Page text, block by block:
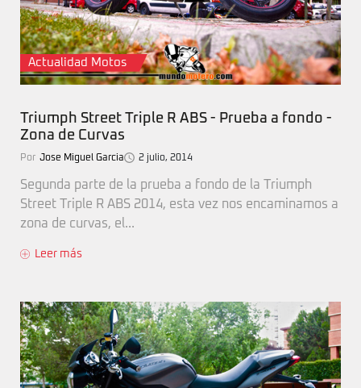
Actualidad Motos
Triumph Street Triple R ABS - Prueba a fondo -
Zona de Curvas
Por Jose Miguel Garcia 2 julio, 2014
Segunda parte de la prueba a fondo de la Triumph
Street Triple R ABS 2014, esta vez nos encaminamos a
zona de curvas, el...
Leer más